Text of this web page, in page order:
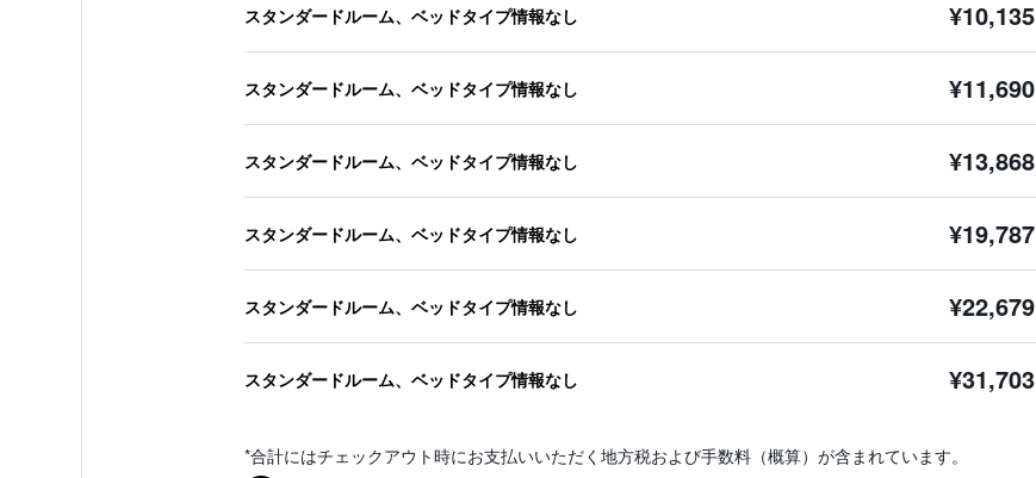
スタンダードルーム、ベッドタイプ情報なし ¥10,135
スタンダードルーム、ベッドタイプ情報なし ¥11,690
スタンダードルーム、ベッドタイプ情報なし ¥13,868
スタンダードルーム、ベッドタイプ情報なし ¥19,787
スタンダードルーム、ベッドタイプ情報なし ¥22,679
スタンダードルーム、ベッドタイプ情報なし ¥31,703
*合計にはチェックアウト時にお支払いいただく地方税および手数料（概算）が含まれています。